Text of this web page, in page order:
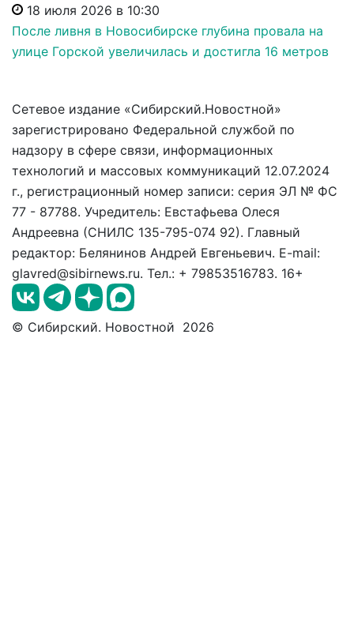
18 июля 2026 в 10:30
После ливня в Новосибирске глубина провала на
улице Горской увеличилась и достигла 16 метров
Сетевое издание «Сибирский.Новостной»
зарегистрировано Федеральной службой по
надзору в сфере связи, информационных
технологий и массовых коммуникаций 12.07.2024
г., регистрационный номер записи: серия ЭЛ № ФС
77 - 87788. Учредитель: Евстафьева Олеся
Андреевна (СНИЛС 135-795-074 92). Главный
редактор: Белянинов Андрей Евгеньевич. E-mail:
glavred@sibirnews.ru. Тел.: + 79853516783. 16+
© Сибирский. Новостной 2026